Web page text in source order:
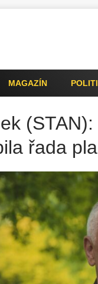
MAGAZÍN
řada